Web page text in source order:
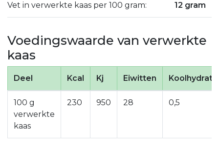
Vet in verwerkte kaas per 100 gram: 12 gram
Voedingswaarde van verwerkte
kaas
Deel Kcal Kj Eiwitten
100 g
verwerkte
kaas
230 950 28 0,5